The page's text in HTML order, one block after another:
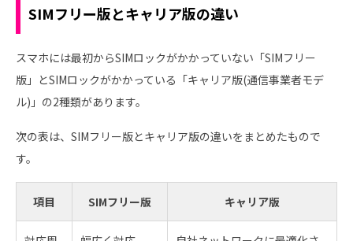
SIMフリー版とキャリア版の違い
スマホには最初からSIMロックがかかっていない「SIMフリー
版」とSIMロックがかかっている「キャリア版(通信事業者モデ
ル)」の2種類があります。
次の表は、SIMフリー版とキャリア版の違いをまとめたもので
す。
項目 SIMフリー版 キャリア版